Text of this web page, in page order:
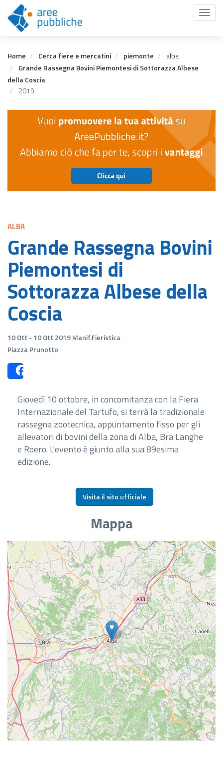
contenuto
principale
Toggle
Home Cerca fiere e mercatini piemonte
alba
Grande Rassegna Bovini Piemontesi di Sottorazza Albese
della Coscia
2019
ALBA
Grande Rassegna Bovini
Piemontesi di
Sottorazza Albese della
Coscia
10 Ott - 10 Ott 2019 Manif.Fieristica
Piazza Prunotto
Giovedì 10 ottobre, in concomitanza con la Fiera
Internazionale del Tartufo, si terrà la tradizionale
rassegna zootecnica, appuntamento fisso per gli
allevatori di bovini della zona di Alba, Bra Langhe
e Roero. L'evento è giunto alla sua 89esima
edizione.
Visita il sito ufficiale
Mappa